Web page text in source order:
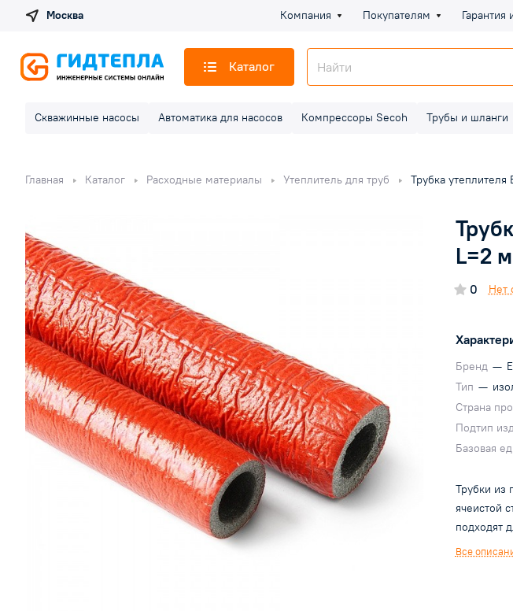
Москва Компания Покупателям Гарантия
Каталог
Скважинные насосы Автоматика для насосов Компрессоры Secoh Трубы и шланги
Главная Каталог Расходные материалы Утеплитель для труб Трубка
L=2 м
0 Нет
Бренд —
Тип —
Страна
Подтип
Базовая
Трубки из
ячеистой
подходят
Все